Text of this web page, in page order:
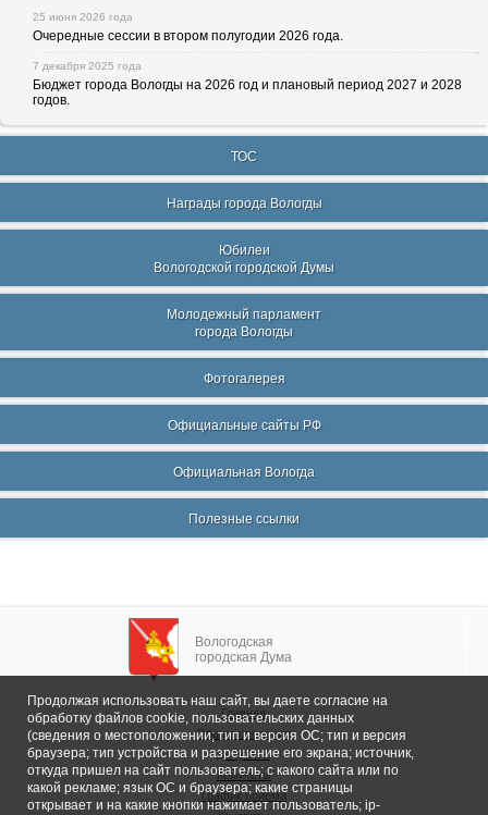
25 июня 2026 года
Очередные сессии в втором полугодии 2026 года.
7 декабря 2025 года
Бюджет города Вологды на 2026 год и плановый период 2027 и 2028
годов.
ТОС
Награды города Вологды
Юбилеи
Вологодской городской Думы
Молодежный парламент
города Вологды
Фотогалерея
Официальные сайты РФ
Официальная Вологда
Полезные ссылки
Вологодская
городская Дума
Главная
Общие сведения
Депутаты
Комитеты
График приема
Продолжая использовать наш сайт, вы даете согласие на
обработку файлов cookie, пользовательских данных
(сведения о местоположении; тип и версия ОС; тип и версия
браузера; тип устройства и разрешение его экрана; источник,
откуда пришел на сайт пользователь; с какого сайта или по
какой рекламе; язык ОС и браузера; какие страницы
открывает и на какие кнопки нажимает пользователь; ip-